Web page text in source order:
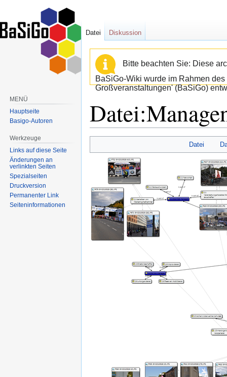
Bitte beachten Sie: Diese
BaSiGo-Wiki wurde im Rahmen
Großveranstaltungen' (BaSiGo)
Navigation
springen
Suche
springen
Datei
Datei Diskussion
MENÜ
Hauptseite
Basigo-Autoren
Werkzeuge
Links auf diese Seite
Änderungen an
verlinkten Seiten
Spezialseiten
Druckversion
Permanenter Link
Seiten­informationen